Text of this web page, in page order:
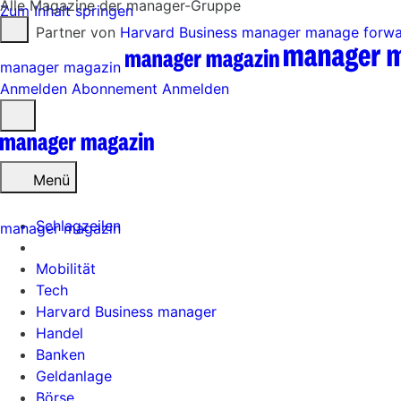
Zum Inhalt springen
Partner von Harvard Business manager manage
manager magazin
Anmelden Abonnement Anmelden
öffnen
Menü
Schlagzeilen
Mobilität
Tech
Harvard Business manager
Handel
Banken
Geldanlage
Börse
Alle Magazine der manager-Gruppe
manager magazin